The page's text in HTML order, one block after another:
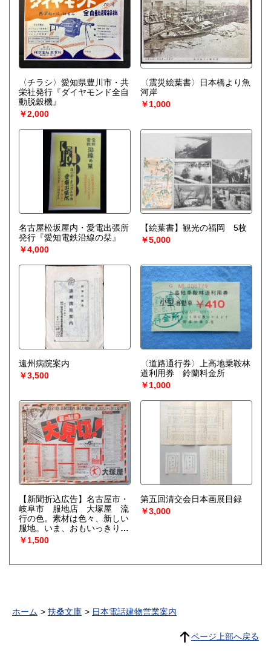
〈チラシ〉愛知県豊川市・共
栄社発行『ダイヤモンド全自
動脱穀機』
￥2,000
〈震災絵葉書〉日本橋より魚
河岸
￥1,000
名古屋松坂屋内・愛電出張所
発行『愛知電鉄沿線の栞』
￥4,000
【絵葉書】観光の福岡 5枚
￥5,000
遠州病院案内
￥3,500
〈道路通行券〉上高地乗鞍林
道利用券 鈴蘭料金所
￥1,000
【新聞折込広告】名古屋市・
岐阜市 服地店 大塚屋 流
行の色。素材は色々、新しい
服地。いま、おもいっきり、
夏!! 夏の服地大見切!
￥1,500
第五回清交会日本画展目録
￥3,000
ホーム 扶桑文庫 日本電話建物営業案内
ページ上部へ戻る